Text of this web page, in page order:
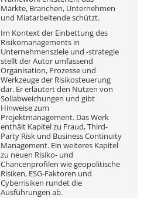
Märkte, Branchen, Unternehmen
und Miatarbeitende schützt.
Im Kontext der Einbettung des
Risikomanagements in
Unternehmensziele und -strategie
stellt der Autor umfassend
Organisation, Prozesse und
Werkzeuge der Risikosteuerung
dar. Er erläutert den Nutzen von
Sollabweichungen und gibt
Hinweise zum
Projektmanagement. Das Werk
enthält Kapitel zu Fraud, Third-
Party Risk und Business Continuity
Management. Ein weiteres Kapitel
zu neuen Risiko- und
Chancenprofilen wie geopolitische
Risiken, ESG-Faktoren und
Cyberrisiken rundet die
Ausführungen ab.